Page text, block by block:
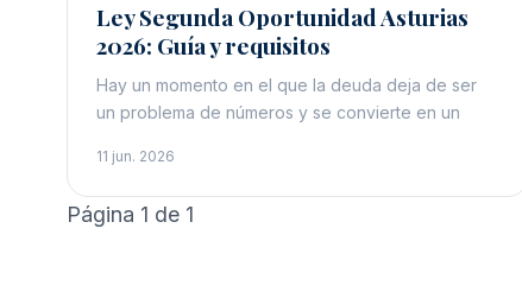
Ley Segunda Oportunidad Asturias
2026: Guía y requisitos
Hay un momento en el que la deuda deja de ser
un problema de números y se convierte en un
11 jun. 2026
Página 1 de 1